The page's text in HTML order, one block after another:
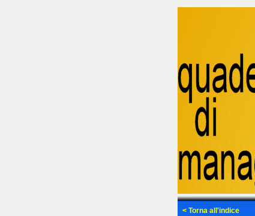
< Torna all'indice